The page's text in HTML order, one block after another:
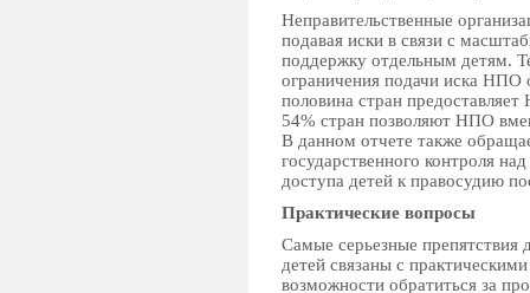
Неправительственные
подавая иски в связи с
поддержку отдельным детям.
ограничения подачи иска НПО
половина стран
54% стран позволяют НПО
В данном отчете также
государственного контроля
доступа детей к правосудию
Практические вопросы
Самые серьезные препятствия
детей связаны с
возможности обратиться за